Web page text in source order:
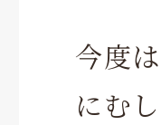
今度
にむ